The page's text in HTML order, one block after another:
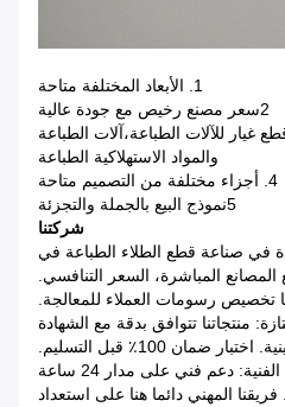
1. الأبعاد المختلفة متاحة
2سعر مصنع رخيص مع جودة عالية
غيار للآلات الطباعة،آلات الطباعة
والمواد الاستهلاكية الطباعة
4. أجزاء مختلفة من التصميم متاحة
5نموذج البيع بالجملة والتجزئة
شركتنا
في صناعة قطع الطلاء الطباعة في
رسومات العملاء للمعالجة.
منتجاتنا تتوافق بدقة مع الشهادة
ضمان 100٪ قبل التسليم.
خدمة ما بعد البيع والمساعدة الفنية: دعم فني على مدار 24 ساعة
المهني دائما هنا على استعداد